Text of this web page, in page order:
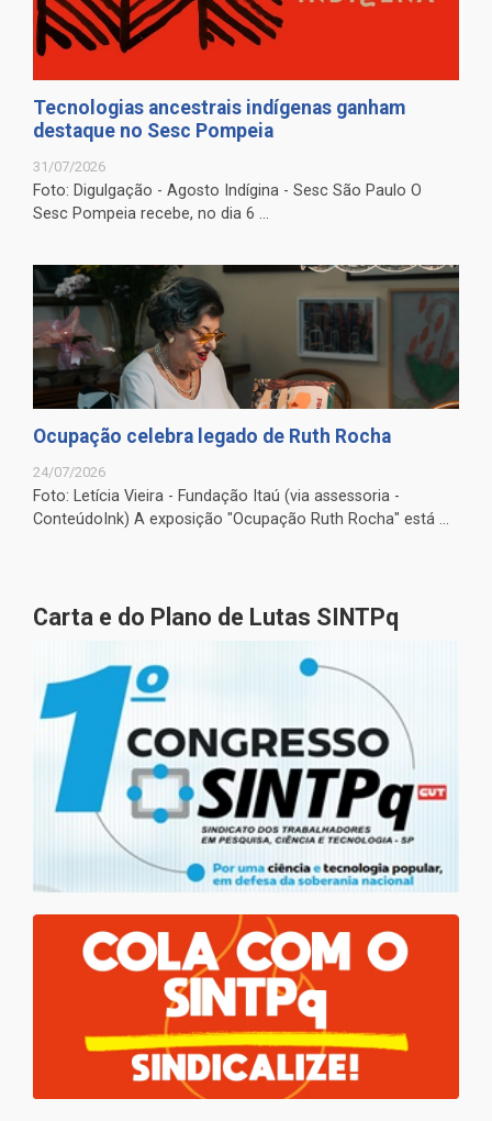
Tecnologias ancestrais indígenas ganham
destaque no Sesc Pompeia
31/07/2026
Foto: Digulgação - Agosto Indígina - Sesc São Paulo O
Sesc Pompeia recebe, no dia 6 ...
Ocupação celebra legado de Ruth Rocha
24/07/2026
Foto: Letícia Vieira - Fundação Itaú (via assessoria -
ConteúdoInk) A exposição "Ocupação Ruth Rocha" está ...
Carta e do Plano de Lutas SINTPq